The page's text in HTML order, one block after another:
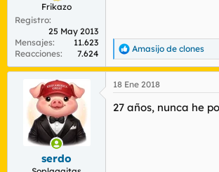
Frikazo
Registro
25 May 2013
Mensajes
11.623
Reacciones
7.624
R
e
a
c
i
Amasijo de clones
serdo
18 Ene 2018
27 años, nunca he